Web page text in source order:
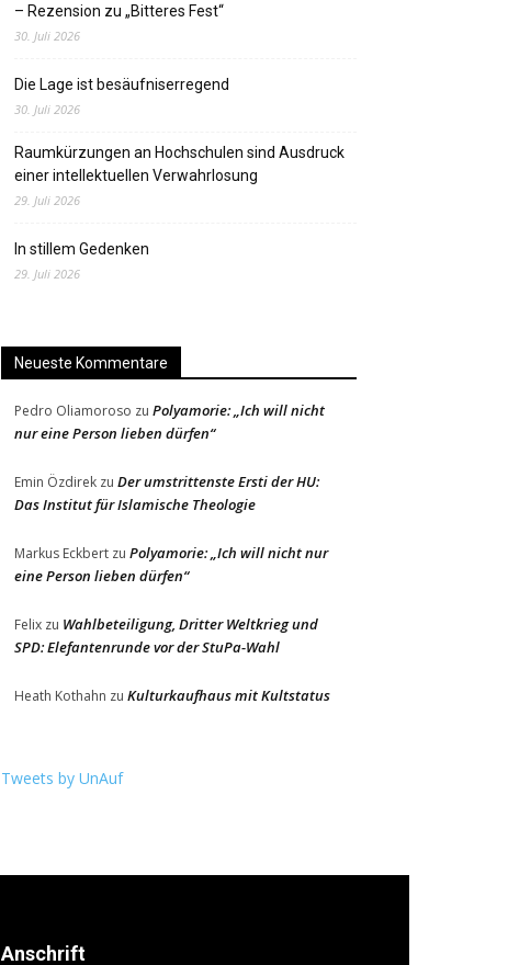
– Rezension zu „Bitteres Fest“
30. Juli 2026
Die Lage ist besäufniserregend
30. Juli 2026
Raumkürzungen an Hochschulen sind Ausdruck
einer intellektuellen Verwahrlosung
29. Juli 2026
In stillem Gedenken
29. Juli 2026
Neueste Kommentare
Pedro Oliamoroso zu Polyamorie: „Ich will nicht
nur eine Person lieben dürfen“
Emin Özdirek zu Der umstrittenste Ersti der HU:
Das Institut für Islamische Theologie
Markus Eckbert zu Polyamorie: „Ich will nicht nur
eine Person lieben dürfen“
Felix zu Wahlbeteiligung, Dritter Weltkrieg und
SPD: Elefantenrunde vor der StuPa-Wahl
Heath Kothahn zu Kulturkaufhaus mit Kultstatus
Tweets by UnAuf
Anschrift